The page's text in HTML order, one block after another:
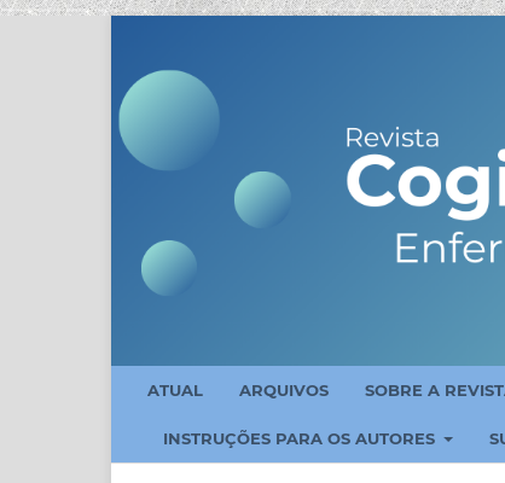
ATUAL ARQUIVOS SOBRE A
INSTRUÇÕES PARA OS AUTORES